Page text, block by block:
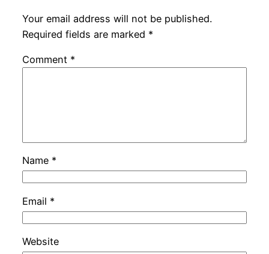
Your email address will not be published.
Required fields are marked *
Comment *
Name *
Email *
Website